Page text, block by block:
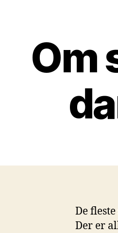
Om
De
Der er